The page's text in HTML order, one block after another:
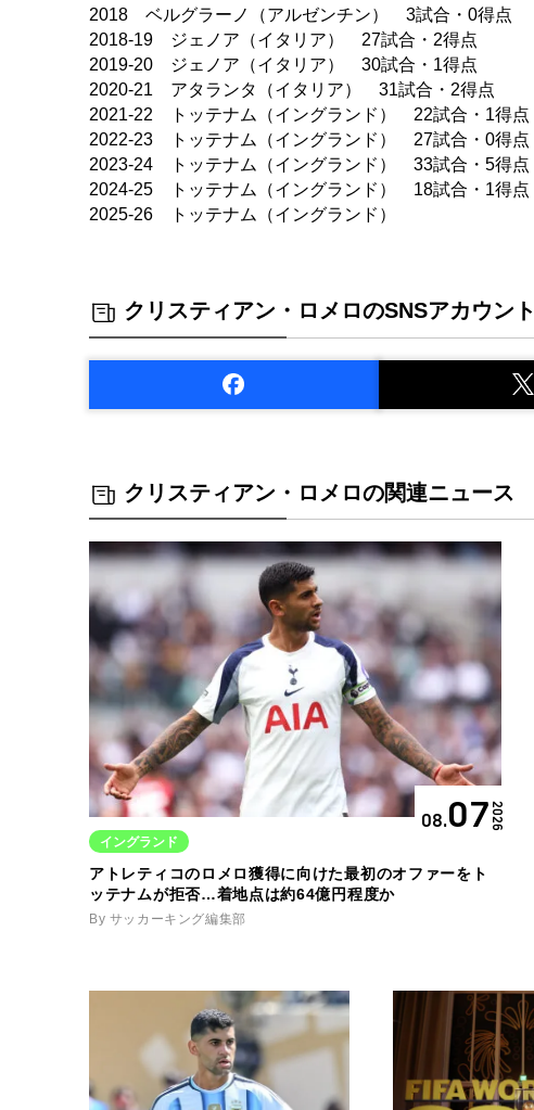
2018 ベルグラーノ（アルゼンチン） 3試合・0得点
2018-19 ジェノア（イタリア） 27試合・2得点
2019-20 ジェノア（イタリア） 30試合・1得点
2020-21 アタランタ（イタリア） 31試合・2得点
2021-22 トッテナム（イングランド） 22試合・1得点
2022-23 トッテナム（イングランド） 27試合・0得点
2023-24 トッテナム（イングランド） 33試合・5得点
2024-25 トッテナム（イングランド） 18試合・1得点
2025-26 トッテナム（イングランド）
クリスティアン・ロメロのSNSアカウント
クリスティアン・ロメロの関連ニュース
08.072026
イングランド
アトレティコのロメロ獲得に向けた最初のオファーをト
ッテナムが拒否…着地点は約64億円程度か
By サッカーキング編集部